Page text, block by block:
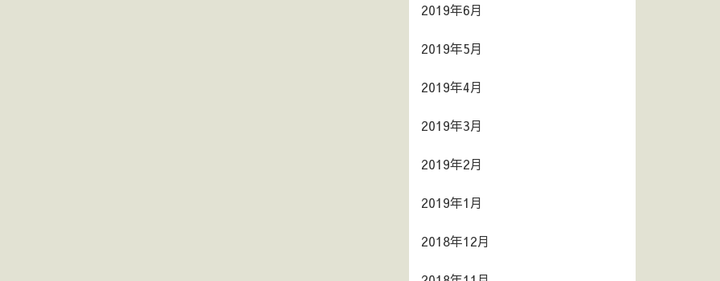
2019年6月
2019年5月
2019年4月
2019年3月
2019年2月
2019年1月
2018年12月